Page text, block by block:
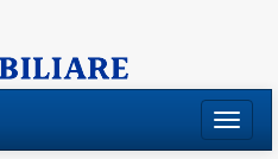
Toggle